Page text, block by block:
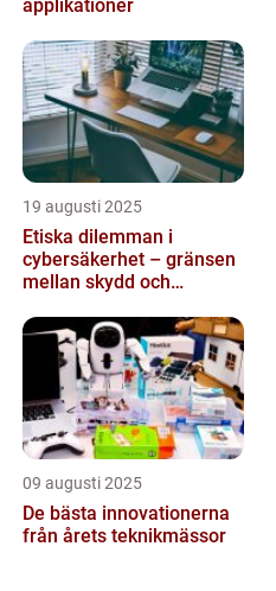
applikationer
19 augusti 2025
Etiska dilemman i
cybersäkerhet – gränsen
mellan skydd och
09 augusti 2025
De bästa innovationerna
från årets teknikmässor